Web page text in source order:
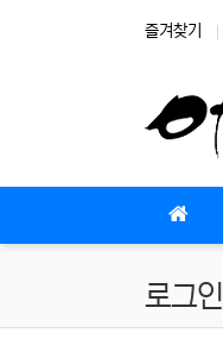
즐겨찾기
로그인